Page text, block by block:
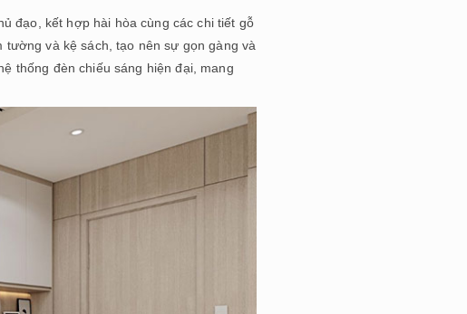
đạo, kết hợp hài hòa cùng các chi tiết gỗ
và kệ sách, tạo nên sự gọn gàng và
thống đèn chiếu sáng hiện đại, mang